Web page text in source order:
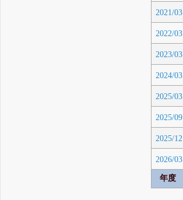
2021/03
2022/03
2023/03
2024/03
2025/03
2025/09
2025/12
2026/03
年度